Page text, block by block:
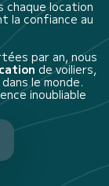
chaque location
la confiance au
par an, nous
de voiliers,
le monde.
inoubliable